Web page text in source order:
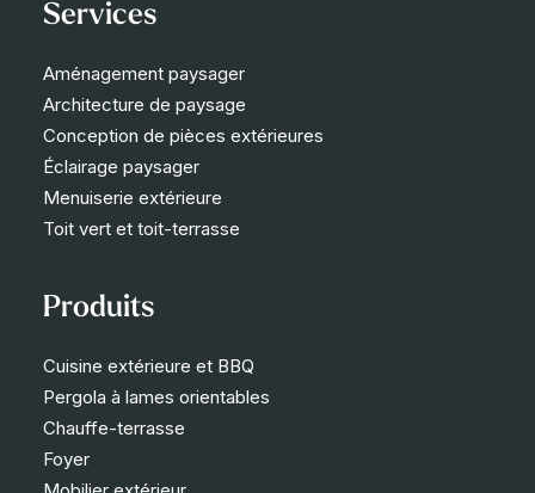
Services
Aménagement paysager
Architecture de paysage
Conception de pièces extérieures
Éclairage paysager
Menuiserie extérieure
Toit vert et toit-terrasse
Produits
Cuisine extérieure et BBQ
Pergola à lames orientables
Chauffe-terrasse
Foyer